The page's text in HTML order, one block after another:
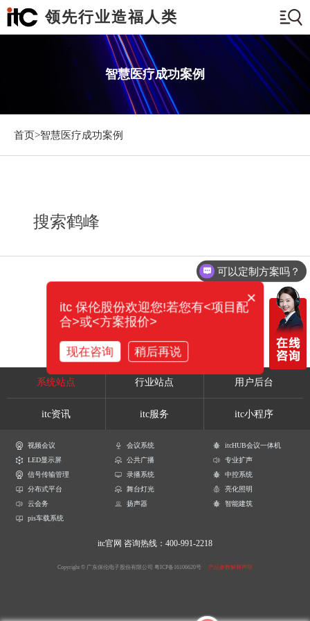
领先行业造福人类
智慧医疗成功案例
首页>智慧医疗成功案例
搜索鹤峰
系统站点 行业站点 用户后台
itc资讯 itc服务 itc小程序
视频会议 会议系统
itcHUB会议一体机
LED显示屏
公共广播
专业扩声
信号传输管理
录播系统
中控系统
分布式平台
舞台灯光
亮化照明
云会务
扬声器
智能建筑
pis车载系统
itc官网 咨询热线：400-991-2218
Copyright © 广东保伦电子股份有限公司 粤ICP备16106620号 产品参数解释声明
可以定制方案吗？
×
itc 保伦股份欢迎您!若您有<项目配
合>或<方案报价>
现在咨询 稍后再说